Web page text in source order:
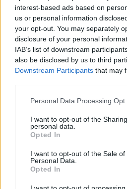
interest-based ads based on
us or personal information
your opt-out. You may separately
disclosure of your personal
IAB’s list of downstream
also be disclosed by us to third
Downstream Participants that may
Please note that this website/app
not limited to your visit or usage
grant or deny consent to Google
use your data for below specified
consent section.
Personal Data Processing Opt
I want to opt-out of the
personal data.
Opted In
I want to opt-out of the Sale of
Personal Data.
Opted In
画像説明
ラズベリーの滝が鮮やかで親密
レームを埋め尽くし、柔らかな
らめいています。構図はラズ
捉えており、一つ一つのベリ
た房であり、複雑で彫刻のよう
ます。ルビーレッドの色合いは
たるとほぼ半透明に見えるベリ
ベルベットのような色合いに陰
かし、ラズベリーの精巧なデ
い、その自然な造形をじっくり